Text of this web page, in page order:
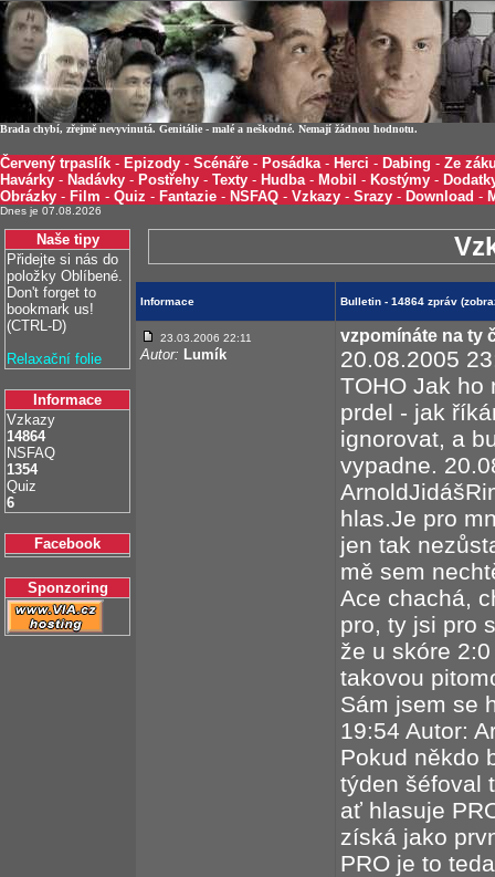
Brada chybí, zřejmě nevyvinutá. Genitálie - malé a neškodné. Nemají žádnou hodnotu.
Červený trpaslík - Epizody - Scénáře - Posádka- Herci - Dabing - Ze
Havárky - Nadávky - Postřehy - Texty - Hudba- Mobil - Kostýmy -
Obrázky - Film - Quiz - Fantazie - NSFAQ - Vzkazy - Srazy - Download -
Dnes je 07.08.2026
Naše tipy
Přidejte si nás do
položky Oblíbené.
Don't forget to
bookmark us!
(CTRL-D)
Relaxační folie
Informace
Vzkazy
14864
NSFAQ
1354
Quiz
6
Facebook
Sponzoring
Informace Bulletin - 14864 zpráv
23.03.2006 22:11
Autor: Lumík
vzpomínáte na ty
20.08.2005
TOHO Jak ho
prdel - jak
ignorovat, a
vypadne.
hlas.Je pro
jen tak
mě sem
Ace chachá,
pro, ty jsi pro
že u skóre
takovou
Sám jsem se
19:54 Autor:
Pokud někdo
týden šéfoval
ať hlasuje
získá jako
PRO je to